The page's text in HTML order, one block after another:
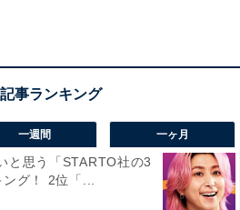
一週間 一ヶ月
と思う「STARTO社の3
グ！ 2位「...